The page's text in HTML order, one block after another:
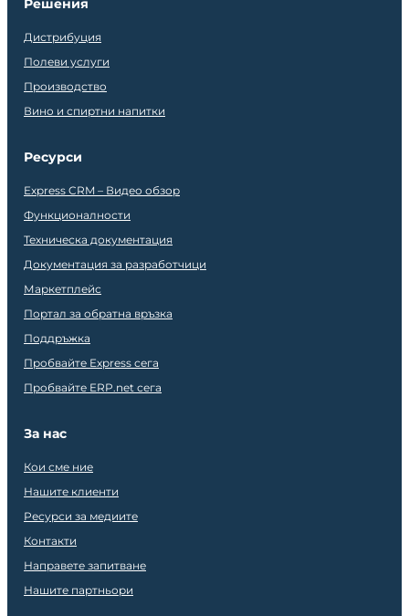
Решения
Дистрибуция
Полеви услуги
Производство
Вино и спиртни напитки
Ресурси
Express CRM – Видео обзор
Функционалности
Техническа документация
Документация за разработчици
Маркетплейс
Портал за обратна връзка
Поддръжка
Пробвайте Express сега
Пробвайте ERP.net сега
За нас
Кои сме ние
Нашите клиенти
Ресурси за медиите
Контакти
Направете запитване
Нашите партньори